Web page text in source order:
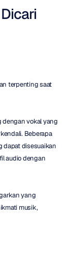
terpenting saat
dengan vokal yang
Beberapa
dapat disesuaikan
audio dengan
yang
musik,